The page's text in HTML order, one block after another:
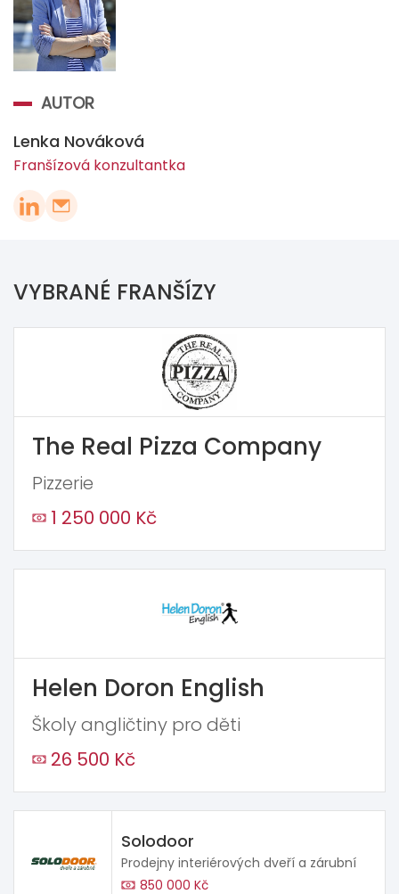
AUTOR
Lenka Nováková
Franšízová konzultantka
VYBRANÉ FRANŠÍZY
The Real Pizza Company
Pizzerie
1 250 000 Kč
Helen Doron English
Školy angličtiny pro děti
26 500 Kč
Solodoor
Prodejny interiérových dveří a zárubní
850 000 Kč